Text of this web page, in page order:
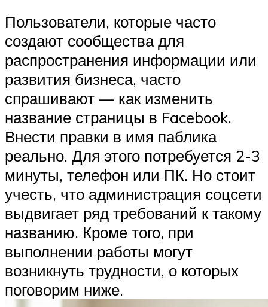
Пользователи, которые часто
создают сообщества для
распространения информации или
развития бизнеса, часто
спрашивают — как изменить
название страницы в Facebook.
Внести правки в имя паблика
реально. Для этого потребуется 2-3
минуты, телефон или ПК. Но стоит
учесть, что администрация соцсети
выдвигает ряд требований к такому
названию. Кроме того, при
выполнении работы могут
возникнуть трудности, о которых
поговорим ниже.